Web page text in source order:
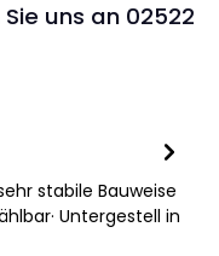
uns an 02522
stabile Bauweise
Untergestell in